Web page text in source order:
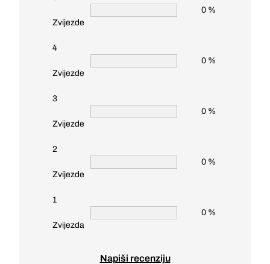
Zvijezde
0 %
4
Zvijezde
0 %
3
Zvijezde
0 %
2
Zvijezde
0 %
1
Zvijezda
0 %
Napiši recenziju